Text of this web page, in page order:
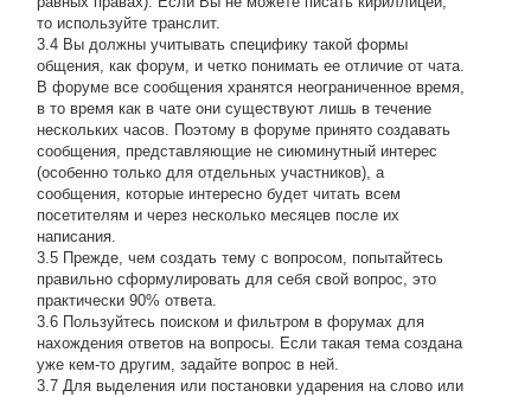
то используйте транслит.
3.4 Вы должны учитывать специфику такой формы
общения, как форум, и четко понимать ее отличие от чата.
В форуме все сообщения хранятся неограниченное время,
в то время как в чате они существуют лишь в течение
нескольких часов. Поэтому в форуме принято создавать
сообщения, представляющие не сиюминутный интерес
(особенно только для отдельных участников), а
сообщения, которые интересно будет читать всем
посетителям и через несколько месяцев после их
написания.
3.5 Прежде, чем создать тему с вопросом, попытайтесь
правильно сформулировать для себя свой вопрос, это
практически 90% ответа.
3.6 Пользуйтесь поиском и фильтром в форумах для
нахождения ответов на вопросы. Если такая тема создана
уже кем-то другим, задайте вопрос в ней.
3.7 Для выделения или постановки ударения на слово или